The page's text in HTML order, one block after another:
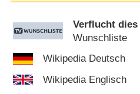
Verflucht dies
Wunschliste
Wikipedia Deutsch
Wikipedia Englisch